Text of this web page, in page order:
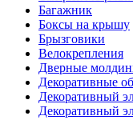
Багажник
Боксы на крышу
Брызговики
Велокрепления
Дверные
Декоративные
Декоративный
Декоративный